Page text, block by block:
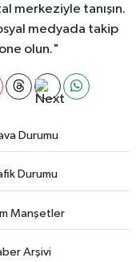
merkeziyle tanışın.
medyada takip
olun."
Durumu
Durumu
Manşetler
Arşivi